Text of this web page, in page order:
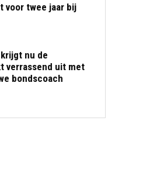
voor twee jaar bij
krijgt nu de
verrassend uit met
bondscoach